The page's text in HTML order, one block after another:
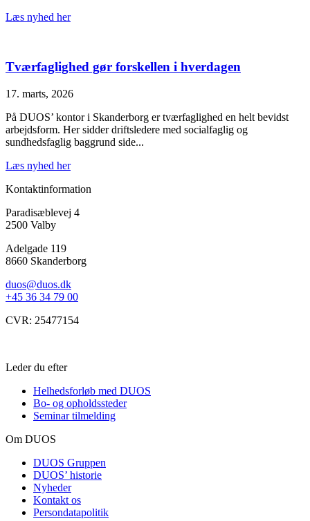
Læs nyhed her
Tværfaglighed gør forskellen i hverdagen
17. marts, 2026
På DUOS’ kontor i Skanderborg er tværfaglighed en helt bevidst
arbejdsform. Her sidder driftsledere med socialfaglig og
sundhedsfaglig baggrund side...
Læs nyhed her
Kontaktinformation
Paradisæblevej 4
2500 Valby
Adelgade 119
8660 Skanderborg
duos@duos.dk
+45 36 34 79 00
CVR: 25477154
Leder du efter
Helhedsforløb med DUOS
Bo- og opholdssteder
Seminar tilmelding
Om DUOS
DUOS Gruppen
DUOS’ historie
Nyheder
Kontakt os
Persondatapolitik